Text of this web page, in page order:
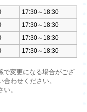
17:30～18:30
17:30～18:30
17:30～18:30
17:30～18:30
変更になる場合がござ
わせください。
。